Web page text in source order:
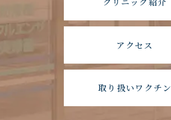
アクセス
取り扱いワクチン